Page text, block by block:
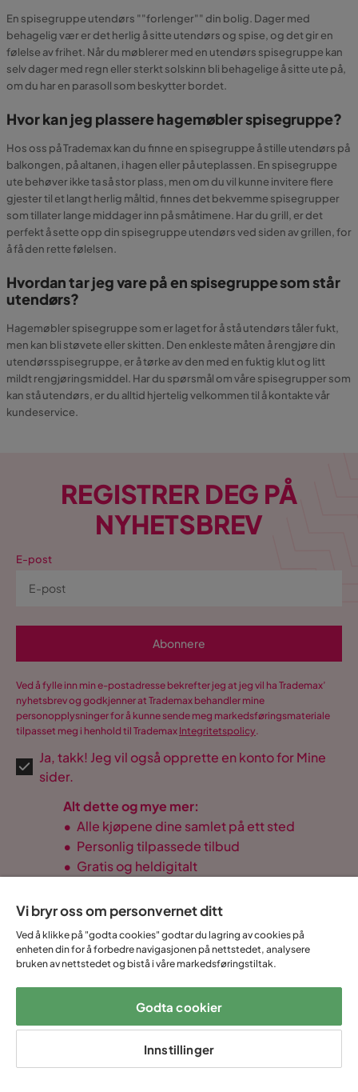
En spisegruppe utendørs ""forlenger"" din bolig. Dager med
behagelig vær er det herlig å sitte utendørs og spise, og det gir en
følelse av frihet. Når du møblerer med en utendørs spisegruppe kan
selv dager med regn eller sterkt solskinn bli behagelige å sitte ute på,
om du har en parasoll som beskytter bordet.
Hvor kan jeg plassere hagemøbler spisegruppe?
Hos oss på Trademax kan du finne en spisegruppe å stille utendørs på
balkongen, på altanen, i hagen eller på uteplassen. En spisegruppe
ute behøver ikke ta så stor plass, men om du vil kunne invitere flere
gjester til et langt herlig måltid, finnes det bekvemme spisegrupper
som tillater lange middager inn på småtimene. Har du grill, er det
perfekt å sette opp din spisegruppe utendørs ved siden av grillen, for
å få den rette følelsen.
Hvordan tar jeg vare på en spisegruppe som står
utendørs?
Hagemøbler spisegruppe som er laget for å stå utendørs tåler fukt,
men kan bli støvete eller skitten. Den enkleste måten å rengjøre din
utendørsspisegruppe, er å tørke av den med en fuktig klut og litt
mildt rengjøringsmiddel. Har du spørsmål om våre spisegrupper som
kan stå utendørs, er du alltid hjertelig velkommen til å kontakte vår
kundeservice.
REGISTRER DEG PÅ
NYHETSBREV
E-post
Abonnere
Ved å fylle inn min e-postadresse bekrefter jeg at jeg vil ha Trademax’
nyhetsbrev og godkjenner at Trademax behandler mine
personopplysninger for å kunne sende meg markedsføringsmateriale
tilpasset meg i henhold til Trademax Integritetspolicy.
Ja, takk! Jeg vil også opprette en konto for Mine
sider.
Alt dette og mye mer:
• Alle kjøpene dine samlet på ett sted
• Personlig tilpassede tilbud
• Gratis og heldigitalt
Prismatch
14 dagers
angrerett
Lave
fraktkostnader
Opptil 20 års
Vi bryr oss om personvernet ditt
Ved å klikke på "godta cookies" godtar du lagring av cookies på
enheten din for å forbedre navigasjonen på nettstedet, analysere
bruken av nettstedet og bistå i våre markedsføringstiltak.
Godta cookier
Innstillinger